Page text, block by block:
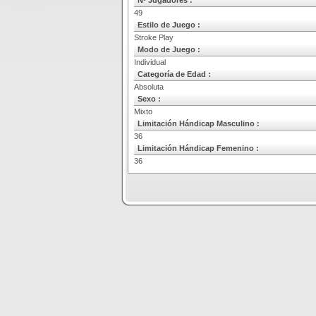
49
Estilo de Juego :
Stroke Play
Modo de Juego :
Individual
Categoría de Edad :
Absoluta
Sexo :
Mixto
Limitación Hándicap Masculino :
36
Limitación Hándicap Femenino :
36